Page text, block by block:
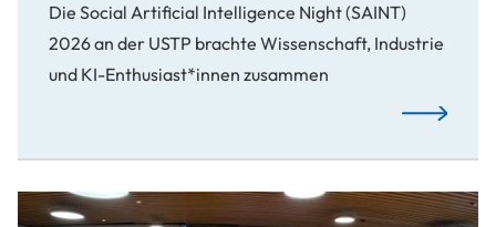
Die Social Artificial Intelligence Night (SAINT)
2026 an der USTP brachte Wissenschaft, Industrie
und KI-Enthusiast*innen zusammen
Von der
Vorübung für NATO-CCDCOE-Cyberabwehr-Training